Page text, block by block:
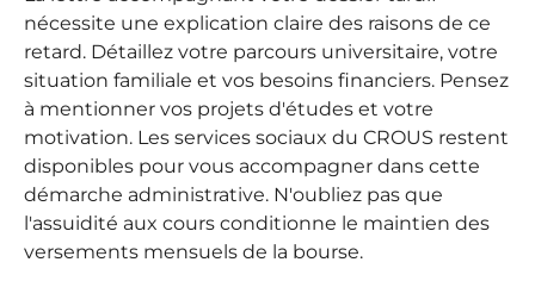
nécessite une explication claire des raisons de ce
retard. Détaillez votre parcours universitaire, votre
situation familiale et vos besoins financiers. Pensez
à mentionner vos projets d'études et votre
motivation. Les services sociaux du CROUS restent
disponibles pour vous accompagner dans cette
démarche administrative. N'oubliez pas que
l'assuidité aux cours conditionne le maintien des
versements mensuels de la bourse.